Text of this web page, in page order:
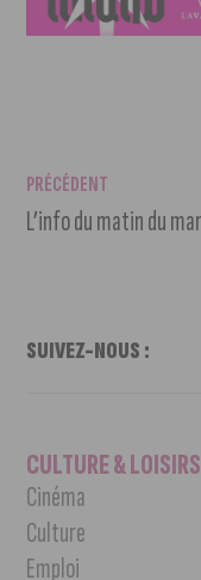
PRÉCÉDENT
SUIVEZ-NOUS :
CULTURE & LOISIRS
Cinéma
Culture
Emploi